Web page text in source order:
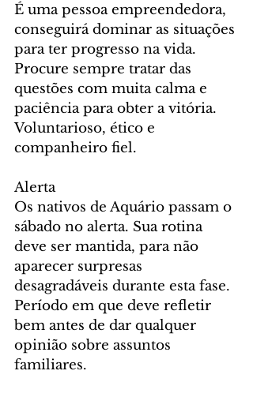
É uma pessoa empreendedora,
conseguirá dominar as situações
para ter progresso na vida.
Procure sempre tratar das
questões com muita calma e
paciência para obter a vitória.
Voluntarioso, ético e
companheiro fiel.
Alerta
Os nativos de Aquário passam o
sábado no alerta. Sua rotina
deve ser mantida, para não
aparecer surpresas
desagradáveis durante esta fase.
Período em que deve refletir
bem antes de dar qualquer
opinião sobre assuntos
familiares.